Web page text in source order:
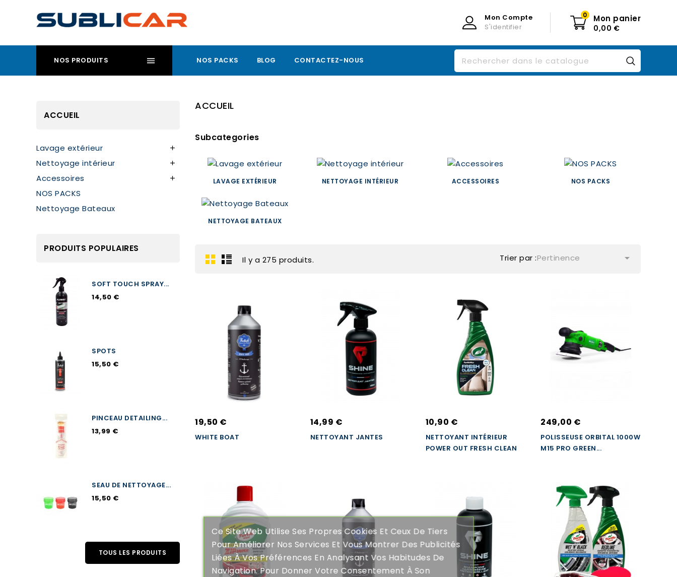
Mon panier
0
0,00 €
Mon Compte
S'identifier
NOS PRODUITS NOS PACKS BLOG CONTACTEZ-NOUS
ACCUEIL
Lavage extérieur 
Nettoyage intérieur 
Accessoires 
NOS PACKS
Nettoyage Bateaux
PRODUITS POPULAIRES
SOFT TOUCH SPRAY...
14,50 €
SPOTS
15,50 €
PINCEAU DETAILING...
13,99 €
SEAU DE NETTOYAGE...
15,50 €
TOUS LES PRODUITS
ACCUEIL
Subcategories
LAVAGE EXTÉRIEUR NETTOYAGE INTÉRIEUR ACCESSOIRES NOS PACKS
NETTOYAGE BATEAUX
Il y a 275 produits. Trier par :Pertinence 
19,50 €
WHITE BOAT
14,99 €
NETTOYANT JANTES
10,90 €
NETTOYANT INTÉRIEUR
POWER OUT FRESH CLEAN
249,00 €
POLISSEUSE ORBITAL 1000W
M15 PRO GREEN...
Ce Site Web Utilise Ses Propres Cookies Et Ceux De Tiers
Pour Améliorer Nos Services Et Vous Montrer Des Publicités
Liées À Vos Préférences En Analysant Vos Habitudes De
Navigation. Pour Donner Votre Consentement À Son